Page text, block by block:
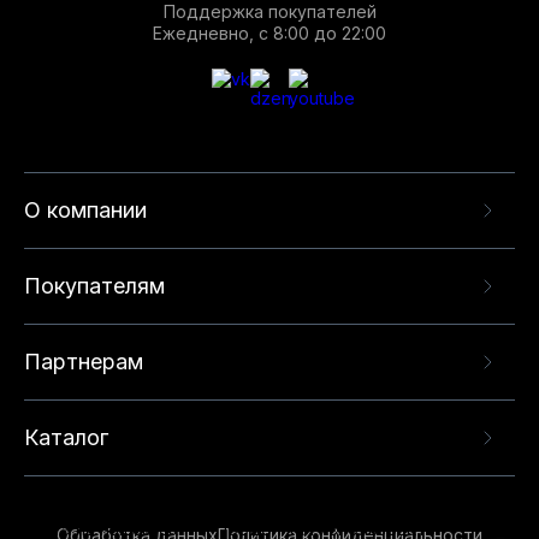
О компании
Покупателям
Партнерам
Каталог
Поддержка покупателей
Ежедневно, с 8:00 до 22:00
Обработка данныхПолитика конфиденциальности
опыта на нашем сайте. Продолжая использовать